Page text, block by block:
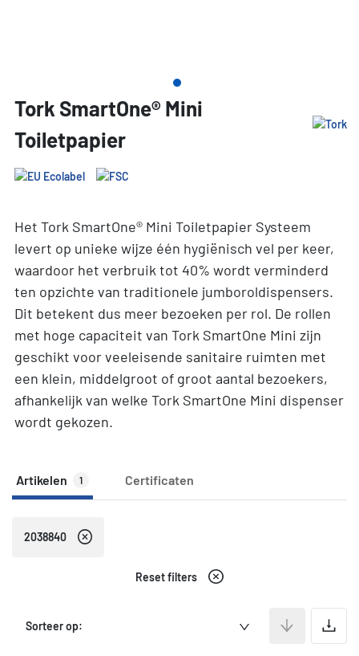
Tork SmartOne® Mini
Toiletpapier
Het Tork SmartOne® Mini Toiletpapier Systeem
levert op unieke wijze één hygiënisch vel per keer,
waardoor het verbruik tot 40% wordt verminderd
ten opzichte van traditionele jumboroldispensers.
Dit betekent dus meer bezoeken per rol. De rollen
met hoge capaciteit van Tork SmartOne Mini zijn
geschikt voor veeleisende sanitaire ruimten met
een klein, middelgroot of groot aantal bezoekers,
afhankelijk van welke Tork SmartOne Mini dispenser
wordt gekozen.
Artikelen 1 Certificaten
2038840
Reset filters
Sorteer op: